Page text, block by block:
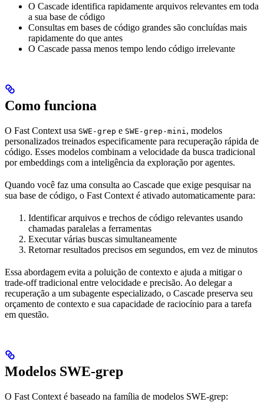
O Cascade identifica rapidamente arquivos relevantes em toda
a sua base de código
Consultas em bases de código grandes são concluídas mais
rapidamente do que antes
O Cascade passa menos tempo lendo código irrelevante
Como funciona
O Fast Context usa SWE-grep e SWE-grep-mini , modelos
personalizados treinados especificamente para recuperação rápida de
código. Esses modelos combinam a velocidade da busca tradicional
por embeddings com a inteligência da exploração por agentes.
Quando você faz uma consulta ao Cascade que exige pesquisar na
sua base de código, o Fast Context é ativado automaticamente para:
Identificar arquivos e trechos de código relevantes usando
chamadas paralelas a ferramentas
Executar várias buscas simultaneamente
Retornar resultados precisos em segundos, em vez de minutos
Essa abordagem evita a poluição de contexto e ajuda a mitigar o
trade-off tradicional entre velocidade e precisão. Ao delegar a
recuperação a um subagente especializado, o Cascade preserva seu
orçamento de contexto e sua capacidade de raciocínio para a tarefa
em questão.
Modelos SWE-grep
O Fast Context é baseado na família de modelos SWE-grep: